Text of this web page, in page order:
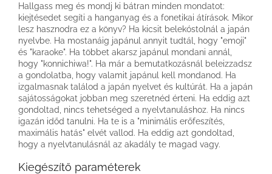
Hallgass meg és mondj ki bátran minden mondatot:
kiejtésedet segíti a hanganyag és a fonetikai átírások. Mikor
lesz hasznodra ez a könyv? Ha kicsit belekóstolnál a japán
nyelvbe. Ha mostanáig japánul annyit tudtál, hogy "emoji"
és "karaoke". Ha többet akarsz japánul mondani annál,
hogy "konnichiwa!". Ha már a bemutatkozásnál beleizzadsz
a gondolatba, hogy valamit japánul kell mondanod. Ha
izgalmasnak találod a japán nyelvet és kultúrát. Ha a japán
sajátosságokat jobban meg szeretnéd érteni. Ha eddig azt
gondoltad, nincs tehetséged a nyelvtanuláshoz. Ha nincs
igazán időd tanulni. Ha te is a "minimális erőfeszítés,
maximális hatás" elvét vallod. Ha eddig azt gondoltad,
hogy a nyelvtanulásnál az akadály te magad vagy.
Kiegészítő paraméterek